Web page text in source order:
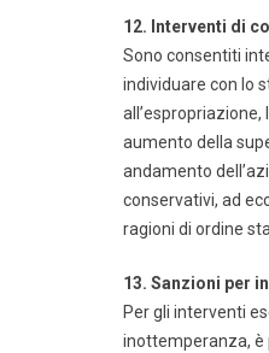
12. Interventi di
Sono consentiti
individuare con lo
aumento della
andamento
conservativi, ad
ragioni di ordine
13. Sanzioni per
Per gli interventi
inottemperanza, è